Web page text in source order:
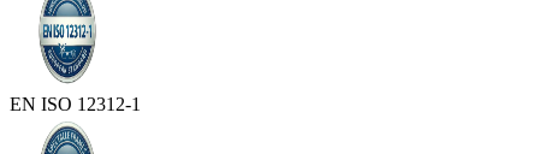
EN ISO 12312-1